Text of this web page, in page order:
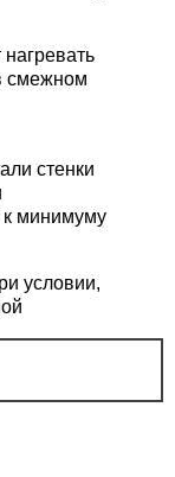
смежном
стенки
к минимуму
условии,